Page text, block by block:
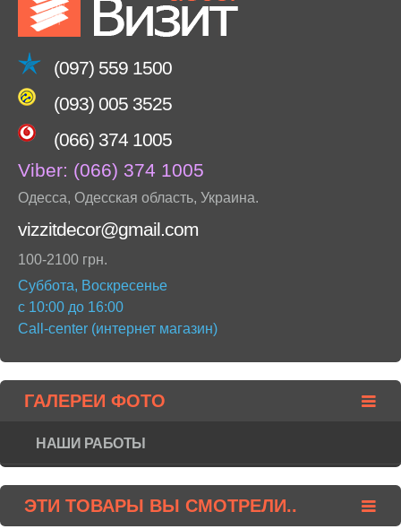
(097) 559 1500
(093) 005 3525
(066) 374 1005
Viber: (066) 374 1005
Одесса, Одесская область, Украина.
vizzitdecor@gmail.com
100-2100 грн.
Суббота, Воскресенье
с 10:00 до 16:00
Call-center (интернет магазин)
ГАЛЕРЕИ ФОТО
НАШИ РАБОТЫ
ЭТИ ТОВАРЫ ВЫ СМОТРЕЛИ..